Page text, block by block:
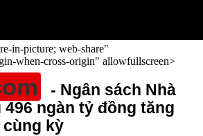
in-picture; web-share"
when-cross-origin" allowfullscreen>
- Ngân sách Nhà
ngàn tỷ đồng tăng
cùng kỳ